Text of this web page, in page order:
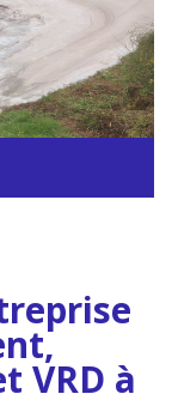
VRD à